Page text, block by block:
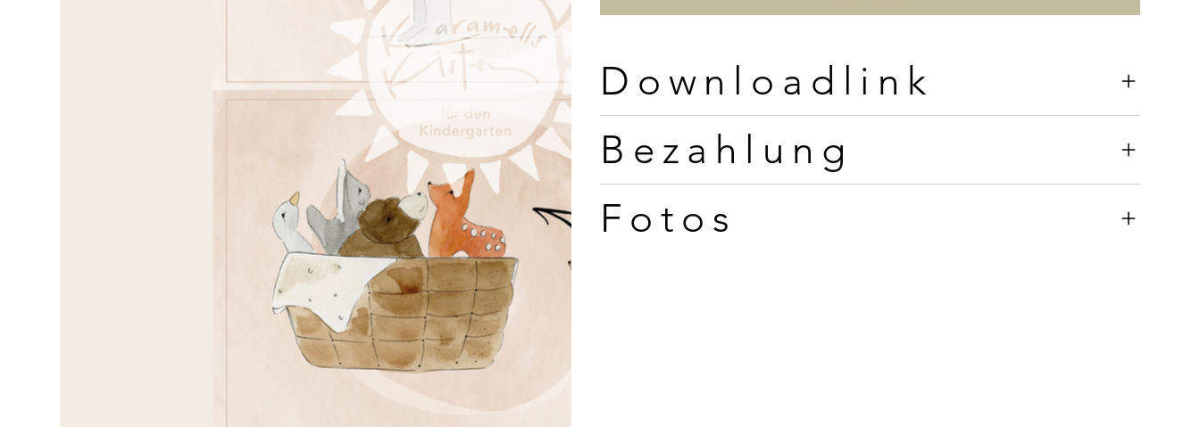
Downloadlink
Bezahlung
Fotos